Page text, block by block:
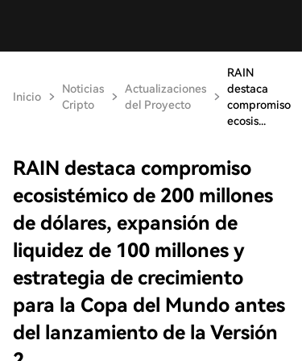
Inicio
Noticias
Cripto
Actualizaciones
del Proyecto
RAIN
destaca
compromiso
ecosis...
RAIN destaca compromiso
ecosistémico de 200 millones
de dólares, expansión de
liquidez de 100 millones y
estrategia de crecimiento
para la Copa del Mundo antes
del lanzamiento de la Versión